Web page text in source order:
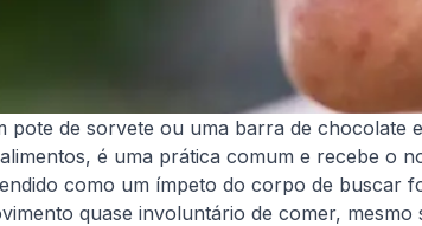
de sorvete ou uma barra de chocolate
é uma prática comum e recebe o
como um ímpeto do corpo de buscar
quase involuntário de comer, mesmo